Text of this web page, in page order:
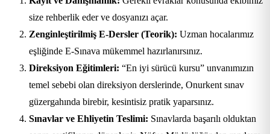
size rehberlik eder ve dosyanızı açar.
Zenginleştirilmiş E-Dersler (Teorik): Uzman hocalarımız
eşliğinde E-Sınava mükemmel hazırlanırsınız.
Direksiyon Eğitimleri: “En iyi sürücü kursu” unvanımızın
temel sebebi olan direksiyon derslerinde, Onurkent sınav
güzergahında birebir, kesintisiz pratik yaparsınız.
Sınavlar ve Ehliyetin Teslimi: Sınavlarda başarılı olduktan